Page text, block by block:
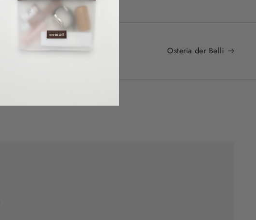
Osteria der Belli